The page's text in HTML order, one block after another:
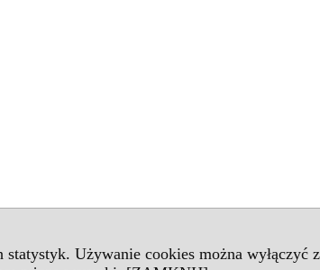
Używanie cookies można wyłączyć